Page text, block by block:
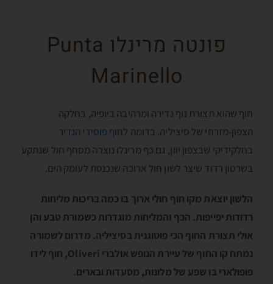
פונטה מרינלו Punta
Marinello
חוף שהוא תצורת נוף נדירה ומרהיבה ביופיה, בחלקה
הצפון-מזרחי של סיציליה. בדומה לחוף פוסידי הנדיר
בחלקידיקי שבצפון יוון, גם כף מרינלו נוצרה מסחף חול שנתקע
בשרטון רדוד שיצר לשון חול ארוכה שנכנסת לעומק הים.
הלשון יוצאת מקו חוף חולי ארוך בו כמה בריכות מליחות
רדודות יפייפות. הכף והמליחות מוגדרות כשמורת טבע והן
אולי תצורת החוף הכי פוטוגנית בסיציליה. מדרום לשמורה
נמתח קו החוף של עיירת הנופש אולברי Oliveri, חוף לידו
פופולארי בו שפע של מלונות, מסעדות ובארים.